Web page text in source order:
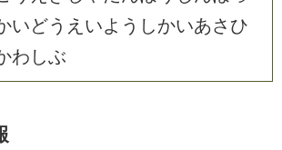
いどうえいようしかいあさひ
わしぶ